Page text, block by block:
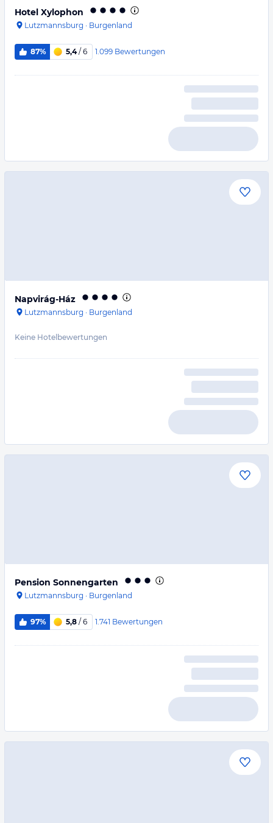
Hotel Xylophon
Lutzmannsburg · Burgenland
87% 5,4/ 6 1.099 Bewertungen
Napvirág-Ház
Lutzmannsburg · Burgenland
Keine Hotelbewertungen
Pension Sonnengarten
Lutzmannsburg · Burgenland
97% 5,8 / 6 1.741 Bewertungen